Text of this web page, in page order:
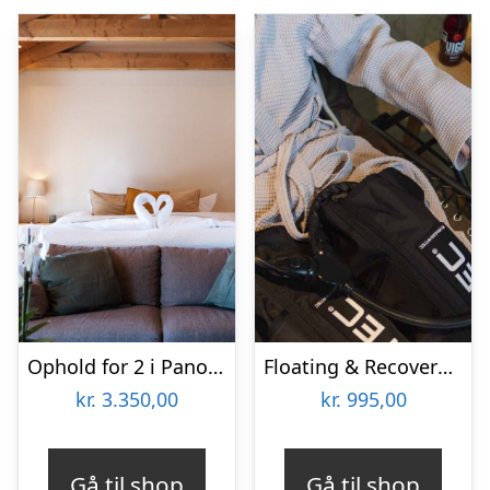
Ophold for 2 i Panoramasuite hos Ribehøj
kr. 3.350,00
Floating & Recovery Boots for 2 hos PAUSE recovery studio
kr. 995,00